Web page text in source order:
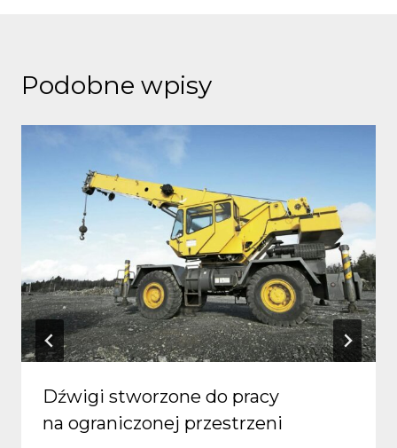
Podobne wpisy
Dźwigi stworzone do pracy
na ograniczonej przestrzeni